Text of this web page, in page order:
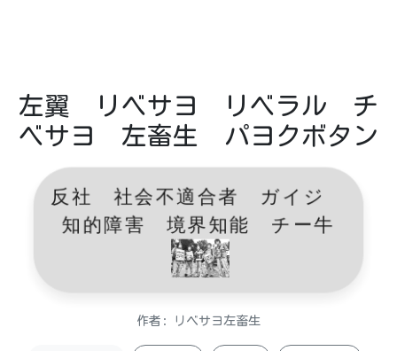
左翼 リベサヨ リベラル チ
ベサヨ 左畜生 パヨクボタン
反社 社会不適合者 ガイジ
知的障害 境界知能 チー牛
作者: リベサヨ左畜生